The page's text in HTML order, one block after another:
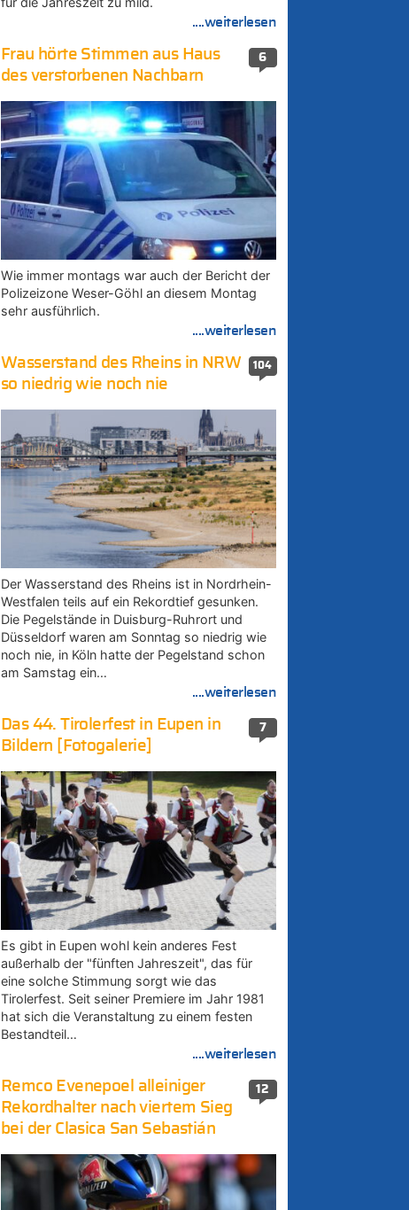
....weiterlesen
6
Frau hörte Stimmen aus Haus
des verstorbenen Nachbarn
Wie immer montags war auch der Bericht der
Polizeizone Weser-Göhl an diesem Montag
sehr ausführlich.
....weiterlesen
104
Wasserstand des Rheins in NRW
so niedrig wie noch nie
Der Wasserstand des Rheins ist in Nordrhein-
Westfalen teils auf ein Rekordtief gesunken.
Die Pegelstände in Duisburg-Ruhrort und
Düsseldorf waren am Sonntag so niedrig wie
noch nie, in Köln hatte der Pegelstand schon
am Samstag ein…
....weiterlesen
7
Das 44. Tirolerfest in Eupen in
Bildern [Fotogalerie]
Es gibt in Eupen wohl kein anderes Fest
außerhalb der "fünften Jahreszeit", das für
eine solche Stimmung sorgt wie das
Tirolerfest. Seit seiner Premiere im Jahr 1981
hat sich die Veranstaltung zu einem festen
Bestandteil…
....weiterlesen
12
Remco Evenepoel alleiniger
Rekordhalter nach viertem Sieg
bei der Clasica San Sebastián